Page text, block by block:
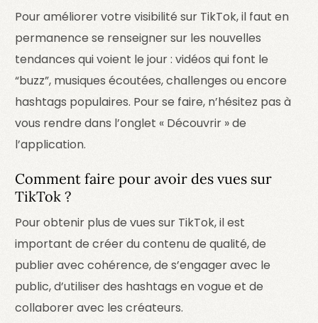
Pour améliorer votre visibilité sur TikTok, il faut en
permanence se renseigner sur les nouvelles
tendances qui voient le jour : vidéos qui font le
“buzz”, musiques écoutées, challenges ou encore
hashtags populaires. Pour se faire, n’hésitez pas à
vous rendre dans l’onglet « Découvrir » de
l’application.
Comment faire pour avoir des vues sur
TikTok ?
Pour obtenir plus de vues sur TikTok, il est
important de créer du contenu de qualité, de
publier avec cohérence, de s’engager avec le
public, d’utiliser des hashtags en vogue et de
collaborer avec les créateurs.